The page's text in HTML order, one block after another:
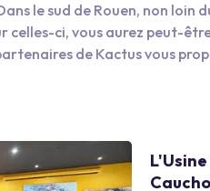
le sud de Rouen, non
celles-ci, vous aurez peut-
de Kactus vous
hôtels, retrouvez le nombre
U, conférence ou bancs
espaces extérieurs. Ceux-
Terrain de tennis, piscine ou